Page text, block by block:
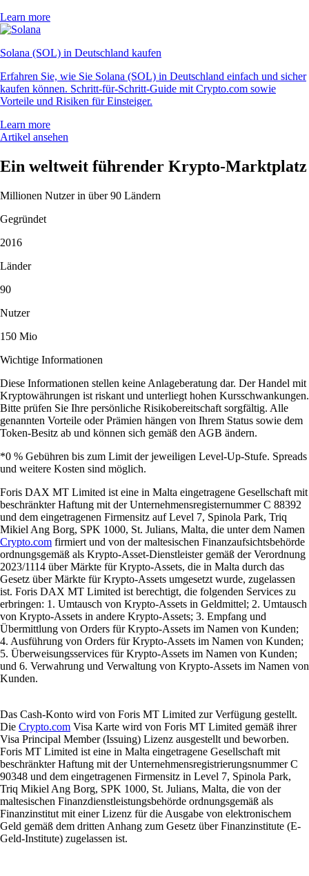
Learn more
Solana (SOL) in Deutschland kaufen
Erfahren Sie, wie Sie Solana (SOL) in Deutschland einfach und sicher
kaufen können. Schritt-für-Schritt-Guide mit Crypto.com sowie
Vorteile und Risiken für Einsteiger.
Learn more
Artikel ansehen
Ein weltweit führender Krypto-Marktplatz
Millionen Nutzer in über 90 Ländern
Gegründet
2016
Länder
90
Nutzer
150 Mio
Wichtige Informationen
Diese Informationen stellen keine Anlageberatung dar. Der Handel mit
Kryptowährungen ist riskant und unterliegt hohen Kursschwankungen.
Bitte prüfen Sie Ihre persönliche Risikobereitschaft sorgfältig. Alle
genannten Vorteile oder Prämien hängen von Ihrem Status sowie dem
Token-Besitz ab und können sich gemäß den AGB ändern.
*0 % Gebühren bis zum Limit der jeweiligen Level-Up-Stufe. Spreads
und weitere Kosten sind möglich.
Foris DAX MT Limited ist eine in Malta eingetragene Gesellschaft mit
beschränkter Haftung mit der Unternehmensregisternummer C 88392
und dem eingetragenen Firmensitz auf Level 7, Spinola Park, Triq
Mikiel Ang Borg, SPK 1000, St. Julians, Malta, die unter dem Namen
Crypto.com firmiert und von der maltesischen Finanzaufsichtsbehörde
ordnungsgemäß als Krypto-Asset-Dienstleister gemäß der Verordnung
2023/1114 über Märkte für Krypto-Assets, die in Malta durch das
Gesetz über Märkte für Krypto-Assets umgesetzt wurde, zugelassen
ist. Foris DAX MT Limited ist berechtigt, die folgenden Services zu
erbringen: 1. Umtausch von Krypto-Assets in Geldmittel; 2. Umtausch
von Krypto-Assets in andere Krypto-Assets; 3. Empfang und
Übermittlung von Orders für Krypto-Assets im Namen von Kunden;
4. Ausführung von Orders für Krypto-Assets im Namen von Kunden;
5. Überweisungsservices für Krypto-Assets im Namen von Kunden;
und 6. Verwahrung und Verwaltung von Krypto-Assets im Namen von
Kunden.
Das Cash-Konto wird von Foris MT Limited zur Verfügung gestellt.
Die Crypto.com Visa Karte wird von Foris MT Limited gemäß ihrer
Visa Principal Member (Issuing) Lizenz ausgestellt und beworben.
Foris MT Limited ist eine in Malta eingetragene Gesellschaft mit
beschränkter Haftung mit der Unternehmensregistrierungsnummer C
90348 und dem eingetragenen Firmensitz in Level 7, Spinola Park,
Triq Mikiel Ang Borg, SPK 1000, St. Julians, Malta, die von der
maltesischen Finanzdienstleistungsbehörde ordnungsgemäß als
Finanzinstitut mit einer Lizenz für die Ausgabe von elektronischem
Geld gemäß dem dritten Anhang zum Gesetz über Finanzinstitute (E-
Geld-Institute) zugelassen ist.